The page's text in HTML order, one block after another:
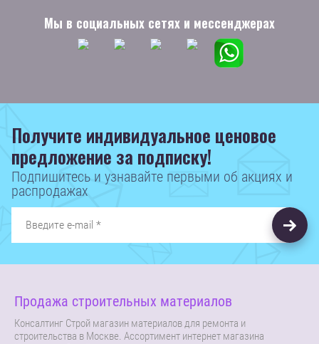
Мы в социальных сетях и мессенджерах
Получите индивидуальное ценовое
предложение за подписку!
Подпишитесь и узнавайте первыми об акциях и
распродажах
Продажа строительных материалов
Консалтинг Строй магазин материалов для ремонта и
строительства в Москве. Ассортимент интернет магазина